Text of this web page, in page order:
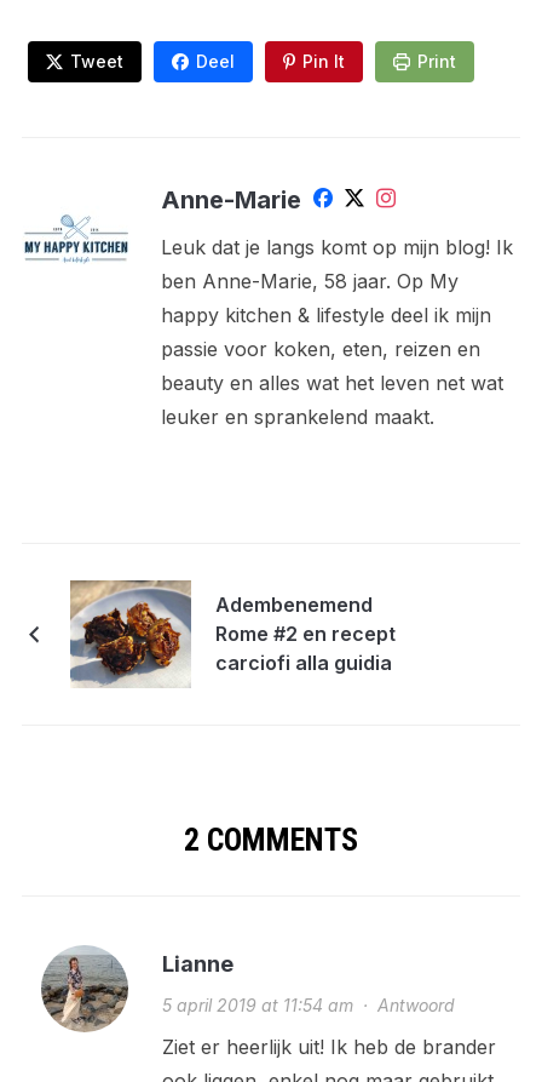
Tweet Deel Pin It Print
Anne-Marie
Leuk dat je langs komt op mijn blog! Ik
ben Anne-Marie, 58 jaar. Op My
happy kitchen & lifestyle deel ik mijn
passie voor koken, eten, reizen en
beauty en alles wat het leven net wat
leuker en sprankelend maakt.
Adembenemend
Rome #2 en recept
carciofi alla guidia
2 COMMENTS
Lianne
5 april 2019 at 11:54 am· Antwoord
Ziet er heerlijk uit! Ik heb de brander